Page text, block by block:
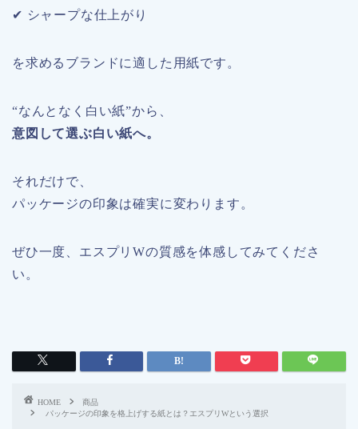
✔ シャープな仕上がり
を求めるブランドに適した用紙です。
“なんとなく白い紙”から、
意図して選ぶ白い紙へ。
それだけで、
パッケージの印象は確実に変わります。
ぜひ一度、エスプリWの質感を体感してみてくださ
い。
HOME
商品
パッケージの印象を格上げする紙とは？エスプリWという選択